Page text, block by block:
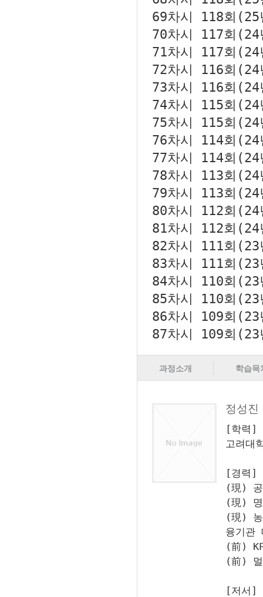
69차시
118회
70차시
117회(24
71차시
117회(24
72차시
116회(24
73차시
116회(24
74차시
115회
75차시
115회
76차시
114회
77차시
114회
78차시
113회
79차시
113회
80차시
112회
81차시
112회
82차시
111회(23
83차시
111회(23
84차시
110회(23
85차시
110회(23
86차시
109회
87차시
109회
과정소개 학습목
정성진
[학력]
고려대
[경력]
(現) 공
(現) 명
(現)
융기관
(前)
(前) 멀
[저서]